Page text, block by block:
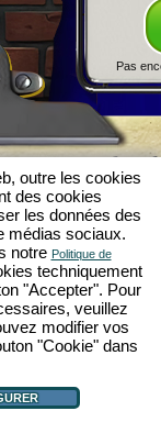
Pas
d'upjers
jeux par
de simulations
Year" et
ligne. Ici, tu peux
et faire
outre les cookies
des cookies
les données des
médias sociaux.
notre Politique de
techniquement
"Accepter". Pour
veuillez
modifier vos
"Cookie" dans